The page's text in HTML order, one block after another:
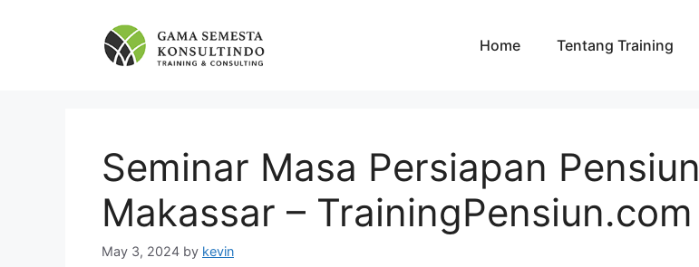
Home Tentang Training
Seminar Masa Persiapan Pensiun
Makassar – TrainingPensiun.com
May 3, 2024 by kevin